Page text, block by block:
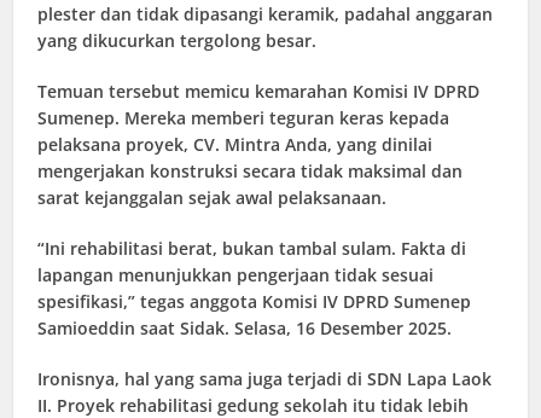
plester dan tidak dipasangi keramik, padahal anggaran
yang dikucurkan tergolong besar.
Temuan tersebut memicu kemarahan Komisi IV DPRD
Sumenep. Mereka memberi teguran keras kepada
pelaksana proyek, CV. Mintra Anda, yang dinilai
mengerjakan konstruksi secara tidak maksimal dan
sarat kejanggalan sejak awal pelaksanaan.
“Ini rehabilitasi berat, bukan tambal sulam. Fakta di
lapangan menunjukkan pengerjaan tidak sesuai
spesifikasi,” tegas anggota Komisi IV DPRD Sumenep
Samioeddin saat Sidak. Selasa, 16 Desember 2025.
Ironisnya, hal yang sama juga terjadi di SDN Lapa Laok
II. Proyek rehabilitasi gedung sekolah itu tidak lebih